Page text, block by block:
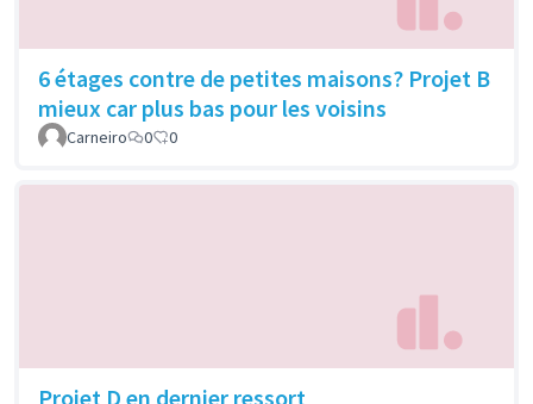
6 étages contre de petites maisons? Projet B
mieux car plus bas pour les voisins
Carneiro 0 0
Projet D en dernier ressort